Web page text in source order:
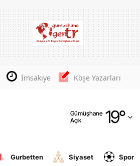
İmsakiye Köşe Yazarları
Gümüşhane
Açık
19°
Adana
Adıyaman
Amasya
Antalya
Gurbetten Siyaset Spor